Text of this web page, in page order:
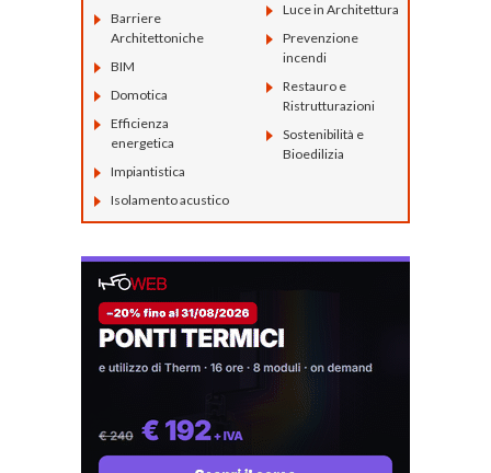
Barriere
Architettoniche
BIM
Domotica
Efficienza
energetica
Impiantistica
Isolamento acustico
Luce in Architettura
Prevenzione
incendi
Restauro e
Ristrutturazioni
Sostenibilità e
Bioedilizia